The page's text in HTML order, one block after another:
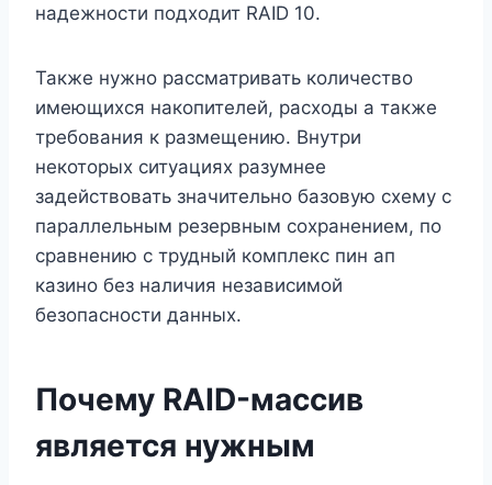
надежности подходит RAID 10.
Также нужно рассматривать количество
имеющихся накопителей, расходы а также
требования к размещению. Внутри
некоторых ситуациях разумнее
задействовать значительно базовую схему с
параллельным резервным сохранением, по
сравнению с трудный комплекс пин ап
казино без наличия независимой
безопасности данных.
Почему RAID-массив
является нужным